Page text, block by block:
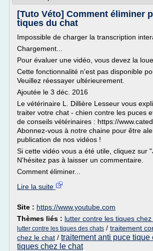
[Tuto Véto] Comment éliminer
tiques du chat
Impossible de charger la transcription
Chargement...
Pour évaluer une vidéo, vous devez la
Cette fonctionnalité n'est pas disponible
Veuillez réessayer ultérieurement.
Ajoutée le 3 déc. 2016
Le vétérinaire L. Dillière Lesseur vous
traiter votre chat - chien contre les puces
de conseils vétérinaires : https://
Abonnez-vous à notre chaine pour être
publication de nos vidéos !
Si cette vidéo vous a été utile, cliquez sur
N'hésitez pas à laisser un commentaire.
Comment éliminer...
Lire la suite
Site : https://www.youtube.com
Thèmes liés : lutter contre les tiques
lutter contre les tiques des chats / traitement
chez le chat / traitement anti puce tique
tiques chez le chat